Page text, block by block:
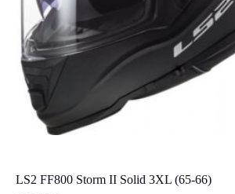
LS2 FF800 Storm II Solid 3XL (65-66)